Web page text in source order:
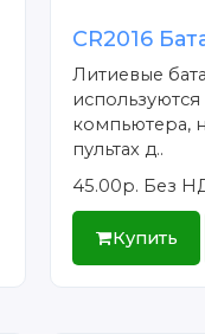
CR2016
Литиевые
компьютера,
пультах д..
45.00р. Без
Купить